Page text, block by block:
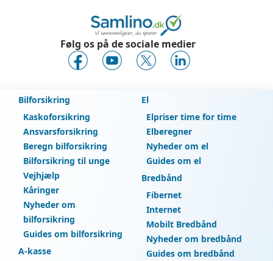
bedste tilbud. Ved at indtaste din bils nummerplade
og oplysninger kan du sammenligne NEXTs priser og
dækninger med andre forsikringsselskaber. Dette
sikrer, at du vælger den bedste løsning til dine behov.
Følg os på de sociale medier
Bilforsikring
Kaskoforsikring
Ansvarsforsikring
Beregn bilforsikring
Bilforsikring til unge
Vejhjælp
Kåringer
Nyheder om
bilforsikring
Guides om bilforsikring
A-kasse
El
Elpriser time for time
Elberegner
Nyheder om el
Guides om el
Bredbånd
Fibernet
Internet
Mobilt Bredbånd
Nyheder om bredbånd
Guides om bredbånd